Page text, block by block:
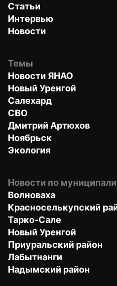
Статьи
Интервью
Новости
Темы
Новости ЯНАО
Новый Уренгой
Салехард
СВО
Дмитрий Артюхов
Ноябрьск
Экология
Новости по
Волноваха
Красноселькупский
Тарко-Сале
Новый Уренгой
Приуральский район
Лабытнанги
Надымский район